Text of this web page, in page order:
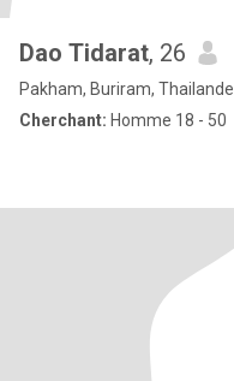
Dao Tidarat, 26
Pakham, Buriram, Thailande
Cherchant: Homme 18 - 50